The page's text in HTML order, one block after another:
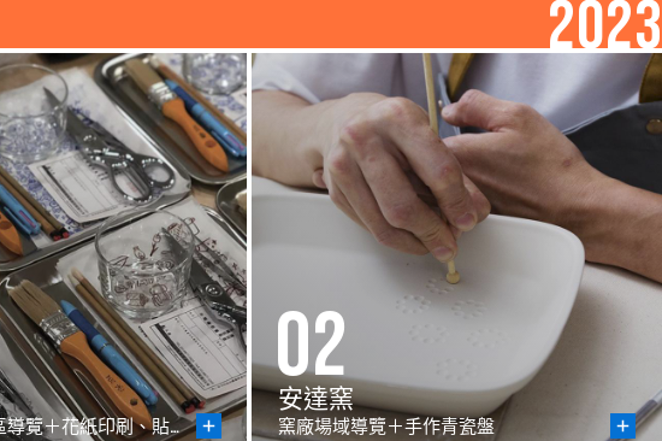
2023
源來是印派！廠區導覽＋花紙印刷、貼花體驗
02
安達窯
窯廠場域導覽＋手作青瓷盤